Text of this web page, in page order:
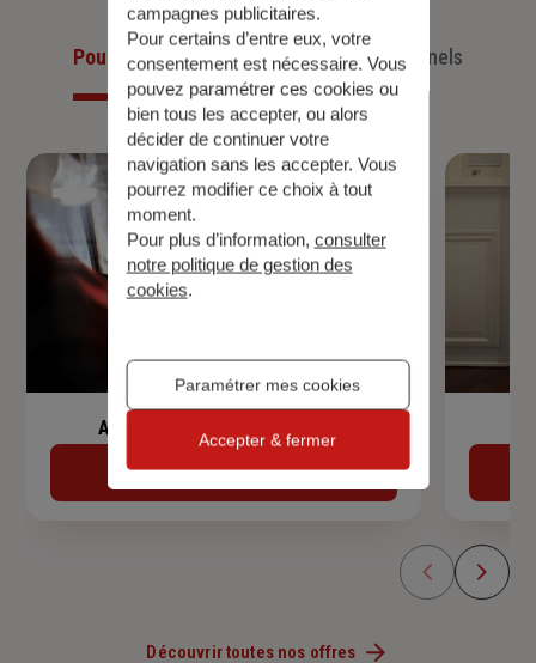
Pour les particuliersPour les professionnels
Assurance de prêt immobilier
Découvrir
Découvrir toutes nos offres
campagnes publicitaires.
Pour certains d’entre eux, votre
consentement est nécessaire. Vous
pouvez paramétrer ces cookies ou
bien tous les accepter, ou alors
décider de continuer votre
navigation sans les accepter. Vous
pourrez modifier ce choix à tout
moment.
Pour plus d’information, consulter
notre politique de gestion des
cookies.
Paramétrer mes cookies
Accepter & fermer